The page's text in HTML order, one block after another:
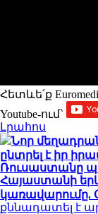
Հետևե՛ք
Youtube-ում`
Լրահոս
Նոր
ընտրել է իր
Ռուսաստանը
Հայաստանի
կառավարումը.
քննադատել է